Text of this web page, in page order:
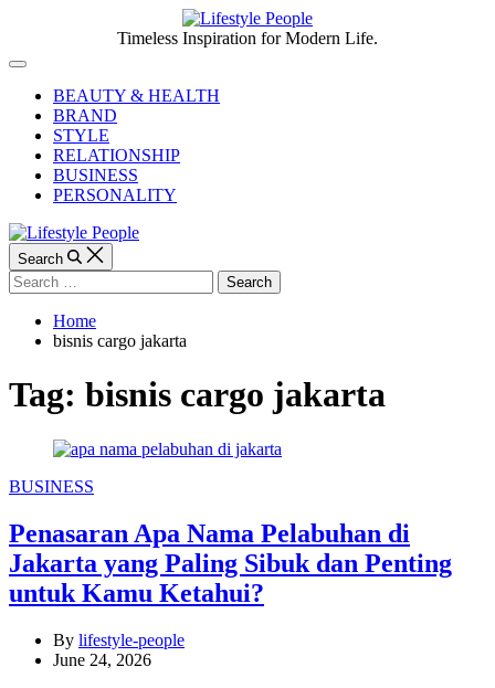
content
People
Timeless Inspiration for Modern Life.
Off
CanvasBEAUTY & HEALTH
BRAND
STYLE
RELATIONSHIP
BUSINESS
PERSONALITY
Search
Search
for:
Home
bisnis cargo jakarta
Tag: bisnis cargo jakarta
Categories
BUSINESS
Penasaran Apa Nama Pelabuhan di
Jakarta yang Paling Sibuk dan Penting
untuk Kamu Ketahui?
By lifestyle-people
June 24, 2026